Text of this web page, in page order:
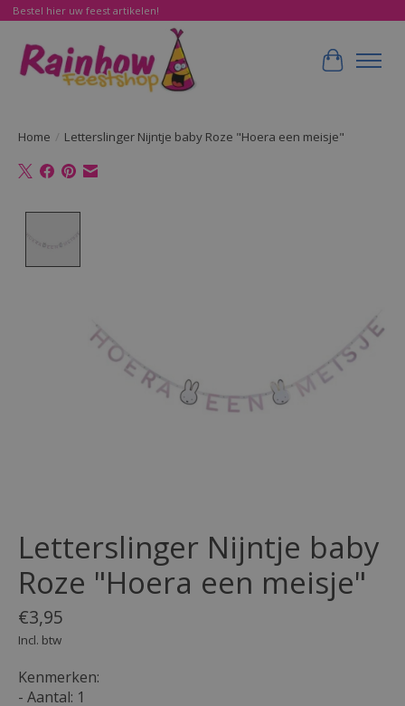
Bestel hier uw feest artikelen!
Home / Letterslinger Nijntje baby Roze "Hoera een meisje"
Letterslinger Nijntje baby
Roze "Hoera een meisje"
€3,95
Incl. btw
Kenmerken:
- Aantal: 1